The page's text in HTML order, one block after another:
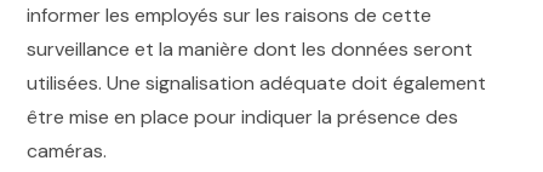
informer les employés sur les raisons de cette
surveillance et la manière dont les données seront
utilisées. Une signalisation adéquate doit également
être mise en place pour indiquer la présence des
caméras.